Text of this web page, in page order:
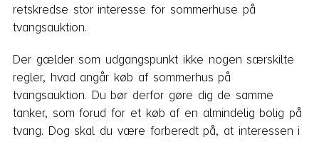
retskredse stor interesse for sommerhuse på
tvangsauktion.
Der gælder som udgangspunkt ikke nogen særskilte
regler, hvad angår køb af sommerhus på
tvangsauktion. Du bør derfor gøre dig de samme
tanker, som forud for et køb af en almindelig bolig på
tvang. Dog skal du være forberedt på, at interessen i